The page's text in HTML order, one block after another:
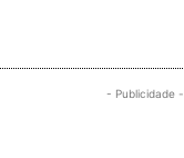
- Publicidade -